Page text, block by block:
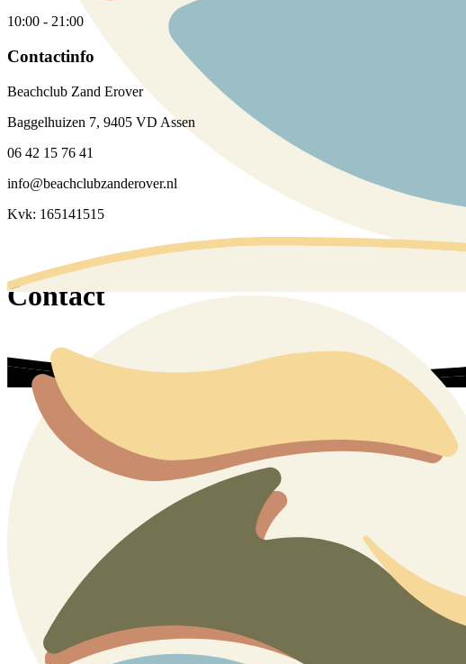
Contact
10:00 - 21:00
Contactinfo
Beachclub Zand Erover
Baggelhuizen 7, 9405 VD Assen
06 42 15 76 41
info@beachclubzanderover.nl
Kvk: 165141515